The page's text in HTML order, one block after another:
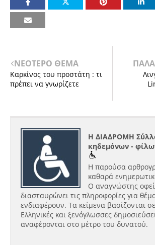
ΝΕΟΤΕΡΟ ΘΕΜΑ
Καρκίνος του προστάτη : τι
πρέπει να γνωρίζετε
Η ΔΙΑΔΡΟΜΗ
κηδεμόνων -
Η παρούσα
καθαρά
Ο αναγνώστης
διασταυρώνει τις πληροφορίες για
ενδιαφέρουν. Τα κείμενα βασίζονται
Ελληνικές και ξενόγλωσσες
αναφέρονται στο μέτρο του δυνατού.